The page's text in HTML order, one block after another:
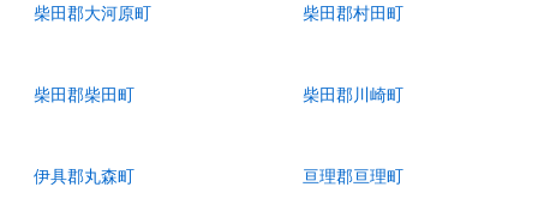
柴田郡大河原町 柴田郡村田町
柴田郡柴田町 柴田郡川崎町
伊具郡丸森町 亘理郡亘理町